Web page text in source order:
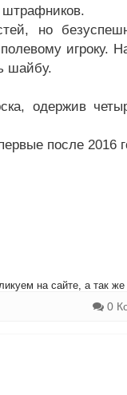
но
игроку.
шайбу.
одержив
после 2016
на сайте, а так же
0